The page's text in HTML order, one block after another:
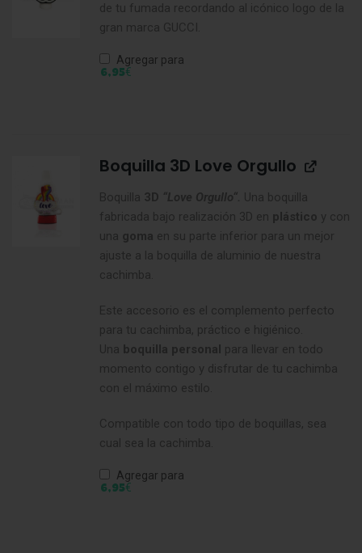
de tu fumada recordando al icónico logo de la
gran marca GUCCI.
Agregar para
6,95€
Boquilla 3D Love Orgullo
Boquilla 3D “Love Orgullo“.
Una boquilla
fabricada bajo realización 3D en plástico y con
una goma en su parte inferior para un mejor
ajuste a la boquilla de aluminio de nuestra
cachimba.
Este accesorio es el complemento perfecto
para tu cachimba, práctico e higiénico.
Una
boquilla personal para llevar en todo
momento contigo y disfrutar de tu cachimba
con el máximo estilo.
Compatible con todo tipo de boquillas, sea
cual sea la cachimba.
Agregar para
6,95€